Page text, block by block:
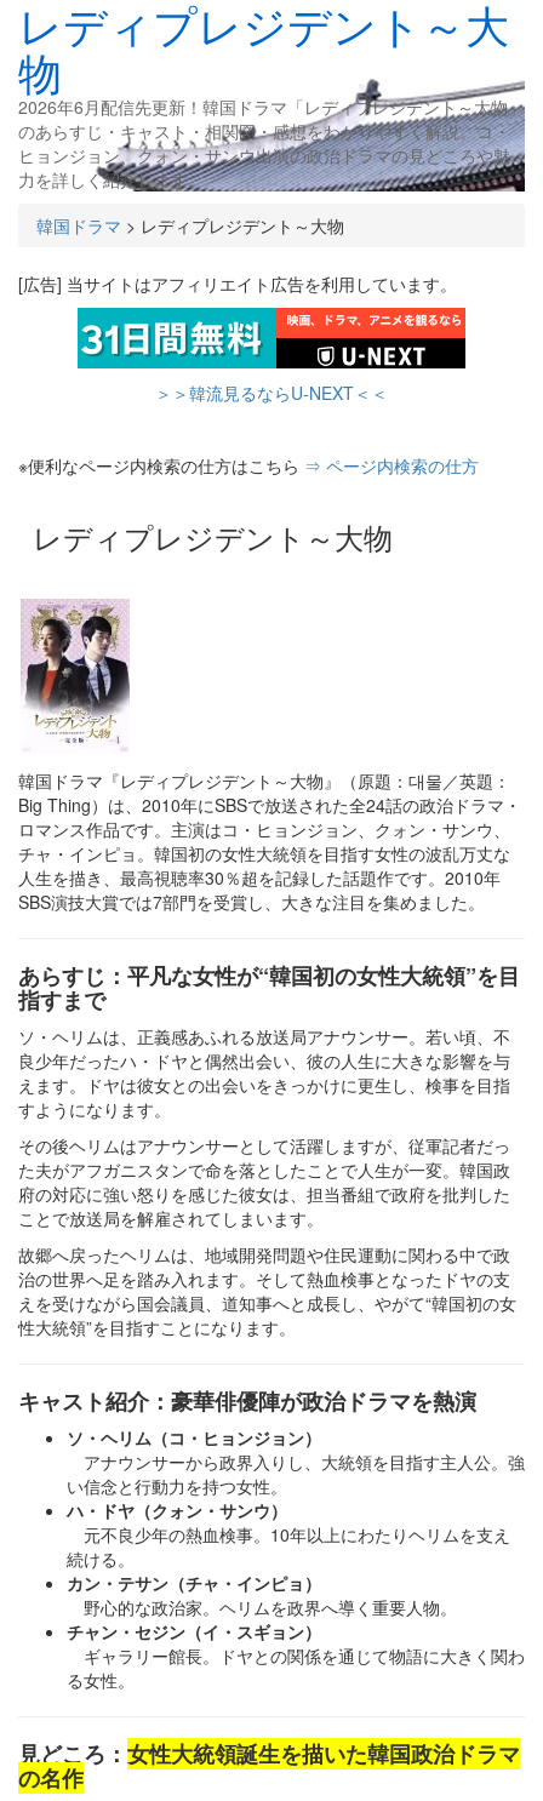
レディプレジデント～大
物
2026年6月配信先更新！韓国ドラマ「レディプレジデント～大物」
のあらすじ・キャスト・相関図・感想をわかりやすく解説。コ・
ヒョンジョン、クォン・サンウ出演の政治ドラマの見どころや魅
力を詳しく紹介します。
韓国ドラマ > レディプレジデント～大物
[広告] 当サイトはアフィリエイト広告を利用しています。
＞＞韓流見るならU-NEXT＜＜
※便利なページ内検索の仕方はこちら ⇒ ページ内検索の仕方
レディプレジデント～大物
韓国ドラマ『レディプレジデント～大物』（原題：대물／英題：
Big Thing）は、2010年にSBSで放送された全24話の政治ドラマ・
ロマンス作品です。主演はコ・ヒョンジョン、クォン・サンウ、
チャ・インピョ。韓国初の女性大統領を目指す女性の波乱万丈な
人生を描き、最高視聴率30％超を記録した話題作です。2010年
SBS演技大賞では7部門を受賞し、大きな注目を集めました。
あらすじ：平凡な女性が“韓国初の女性大統領”を目
指すまで
ソ・ヘリムは、正義感あふれる放送局アナウンサー。若い頃、不
良少年だったハ・ドヤと偶然出会い、彼の人生に大きな影響を与
えます。ドヤは彼女との出会いをきっかけに更生し、検事を目指
すようになります。
その後ヘリムはアナウンサーとして活躍しますが、従軍記者だっ
た夫がアフガニスタンで命を落としたことで人生が一変。韓国政
府の対応に強い怒りを感じた彼女は、担当番組で政府を批判した
ことで放送局を解雇されてしまいます。
故郷へ戻ったヘリムは、地域開発問題や住民運動に関わる中で政
治の世界へ足を踏み入れます。そして熱血検事となったドヤの支
えを受けながら国会議員、道知事へと成長し、やがて“韓国初の女
性大統領”を目指すことになります。
キャスト紹介：豪華俳優陣が政治ドラマを熱演
ソ・ヘリム（コ・ヒョンジョン）
アナウンサーから政界入りし、大統領を目指す主人公。強
い信念と行動力を持つ女性。
ハ・ドヤ（クォン・サンウ）
元不良少年の熱血検事。10年以上にわたりヘリムを支え
続ける。
カン・テサン（チャ・インピョ）
野心的な政治家。ヘリムを政界へ導く重要人物。
チャン・セジン（イ・スギョン）
ギャラリー館長。ドヤとの関係を通じて物語に大きく関わ
る女性。
見どころ： 女性大統領誕生を描いた韓国政治ドラマ
の名作